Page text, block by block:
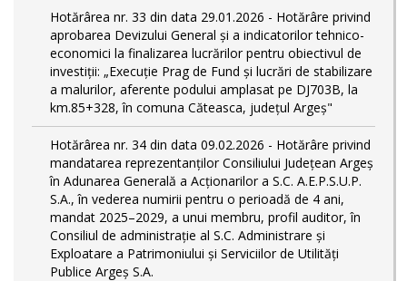
Hotărârea nr. 33 din data 29.01.2026 - Hotărâre privind
aprobarea Devizului General și a indicatorilor tehnico-
economici la finalizarea lucrărilor pentru obiectivul de
investiții: „Execuție Prag de Fund și lucrări de stabilizare
a malurilor, aferente podului amplasat pe DJ703B, la
km.85+328, în comuna Căteasca, județul Argeș"
Hotărârea nr. 34 din data 09.02.2026 - Hotărâre privind
mandatarea reprezentanților Consiliului Județean Argeș
în Adunarea Generală a Acționarilor a S.C. A.E.P.S.U.P.
S.A., în vederea numirii pentru o perioadă de 4 ani,
mandat 2025–2029, a unui membru, profil auditor, în
Consiliul de administrație al S.C. Administrare și
Exploatare a Patrimoniului și Serviciilor de Utilități
Publice Argeș S.A.